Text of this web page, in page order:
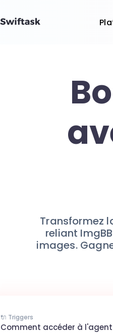
Transformez
reliant
images.
🔌 Triggers
Comment accéder à l'agent